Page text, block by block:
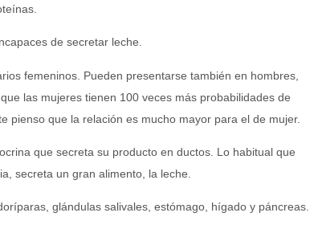
de secretar leche.
femeninos. Pueden presentarse también en hombres,
las mujeres tienen 100 veces más probabilidades de
pienso que la relación es mucho mayor para el de mujer.
que secreta su producto en ductos. Lo habitual que
secreta un gran alimento, la leche.
glándulas salivales, estómago, hígado y páncreas.